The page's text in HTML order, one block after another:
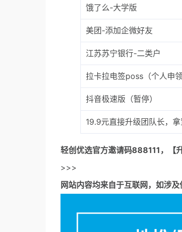
饿了么-大学版
美团-添加企微好友
江苏苏宁银行-二类户
拉卡拉电签poss（个人申领
抖音极速版（暂停）
19.9元直接升级团队长，拿
轻创优选官方邀请码888111，【
>>>
网站内容均来自于互联网，如涉